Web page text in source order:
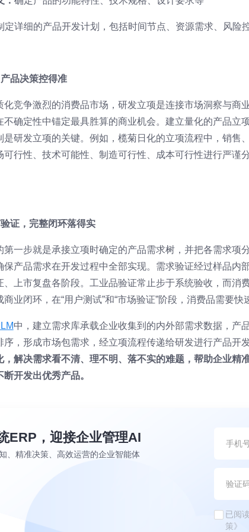
定详细的产品开发计划，包括时间节点、资源需求、风险
品决策控得准
化竞争激烈的消费品市场，研发立项是连接市场洞察与商
不确定性中锚定最具胜算的商业机会。建立量化的产品立
是研发立项的关键。例如，榄菊日化的立项流程中，销售
可行性、技术可能性、制造可行性、成本可行性进行严谨
证，完整闭环落得实
第一步就是承接立项时确定的产品需求树，并把各需求项
保产品需求在开发过程中全部实现。需求验证经过样品内
、上市复盘各阶段。工业品验证常止步于系统验收，而消
业闭环，在“用户测试”和“市场验证”阶段，消费品需要快
中，建立需求库承载企业收集到的内外部需求数据，产
序，形成市场包需求，经立项流程传递给研发进行产品开
，解决需求看不清、理不明、落不实的难题，帮助企业精
开发出优秀产品。
ERP，迎接企业管理AI
、精准决策、高效运营的企业智能体
已阅
策》